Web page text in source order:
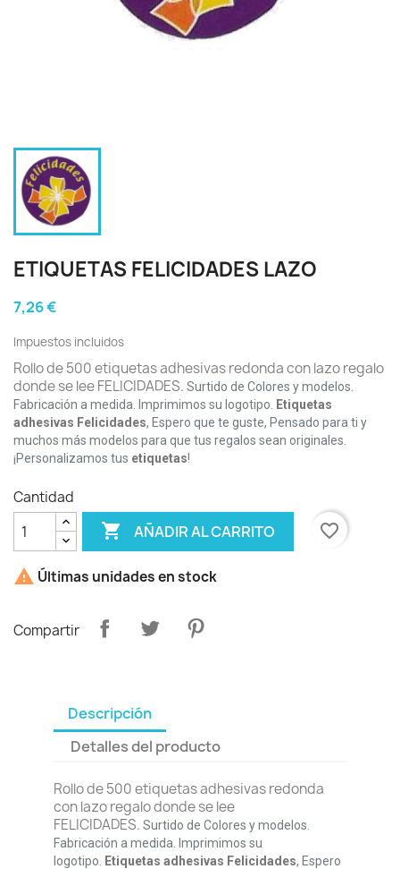
ETIQUETAS FELICIDADES LAZO
7,26 €
Impuestos incluidos
Rollo de 500 etiquetas adhesivas redonda con lazo regalo
donde se lee FELICIDADES. Surtido de Colores y modelos.
Fabricación a medida. Imprimimos su logotipo.
Etiquetas
adhesivas Felicidades, Espero que te guste, Pensado para ti y
muchos más modelos para que tus regalos sean originales.
¡Personalizamos tus etiquetas!
Cantidad
 AÑADIR AL CARRITO favorite_border
 Últimas unidades en stock
Compartir
Descripción
Detalles del producto
Rollo de 500 etiquetas adhesivas redonda
con lazo regalo donde se lee
FELICIDADES. Surtido de Colores y modelos.
Fabricación a medida. Imprimimos su
logotipo.
Etiquetas adhesivas Felicidades, Espero